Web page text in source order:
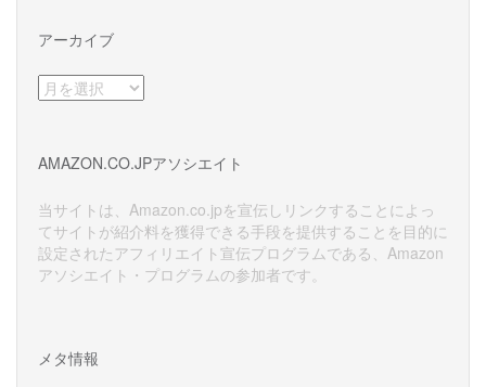
アーカイブ
ア
ー
ブ
AMAZON.CO.JPアソシエイト
当サイトは、Amazon.co.jpを宣伝しリンクすることによっ
てサイトが紹介料を獲得できる手段を提供することを目的に
設定されたアフィリエイト宣伝プログラムである、Amazon
アソシエイト・プログラムの参加者です。
メタ情報